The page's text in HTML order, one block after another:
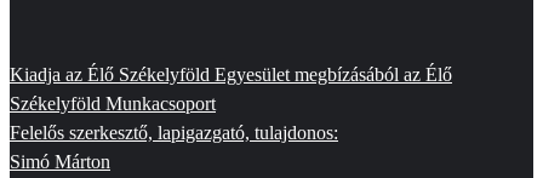
Kiadja az Élő Székelyföld Egyesület megbízásából az Élő
Székelyföld Munkacsoport
Felelős szerkesztő, lapigazgató, tulajdonos:
Simó Márton